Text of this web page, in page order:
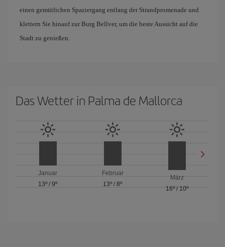
einen gemütlichen Spaziergang entlang der Strandpromenade und
klettern Sie hinauf zur Burg Bellver, um die beste Aussicht auf die
Stadt zu genießen.
Das Wetter in Palma de Mallorca
Januar
13º /9º
Februar
13º / 8º
März
16º/ 10º